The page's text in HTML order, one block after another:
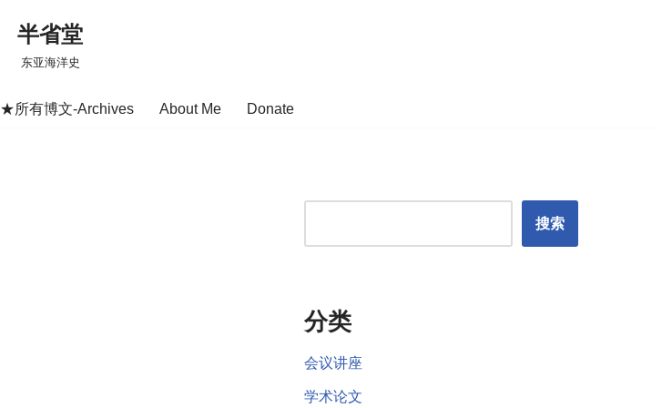
半省堂
东亚海洋史
★所有博文-Archives About Me Donate
搜索
分类
会议讲座
学术论文